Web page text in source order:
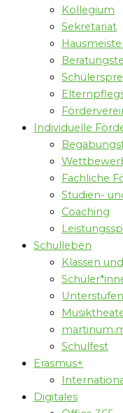
Kollegium
Sekretariat
Individuelle
Fachliche
Studien-
Coaching
Schulleben
Klassen
Schulfest
Erasmus+
Digitales